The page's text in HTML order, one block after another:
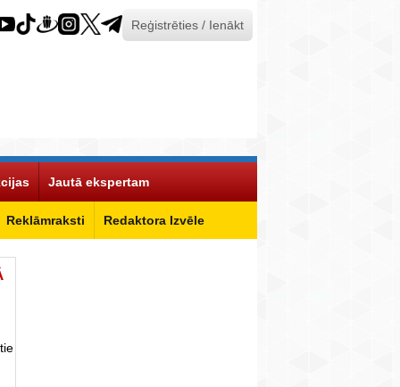
Reģistrēties / Ienākt
Reklāmraksti Redaktora Izvēle
Jautā ekspertam